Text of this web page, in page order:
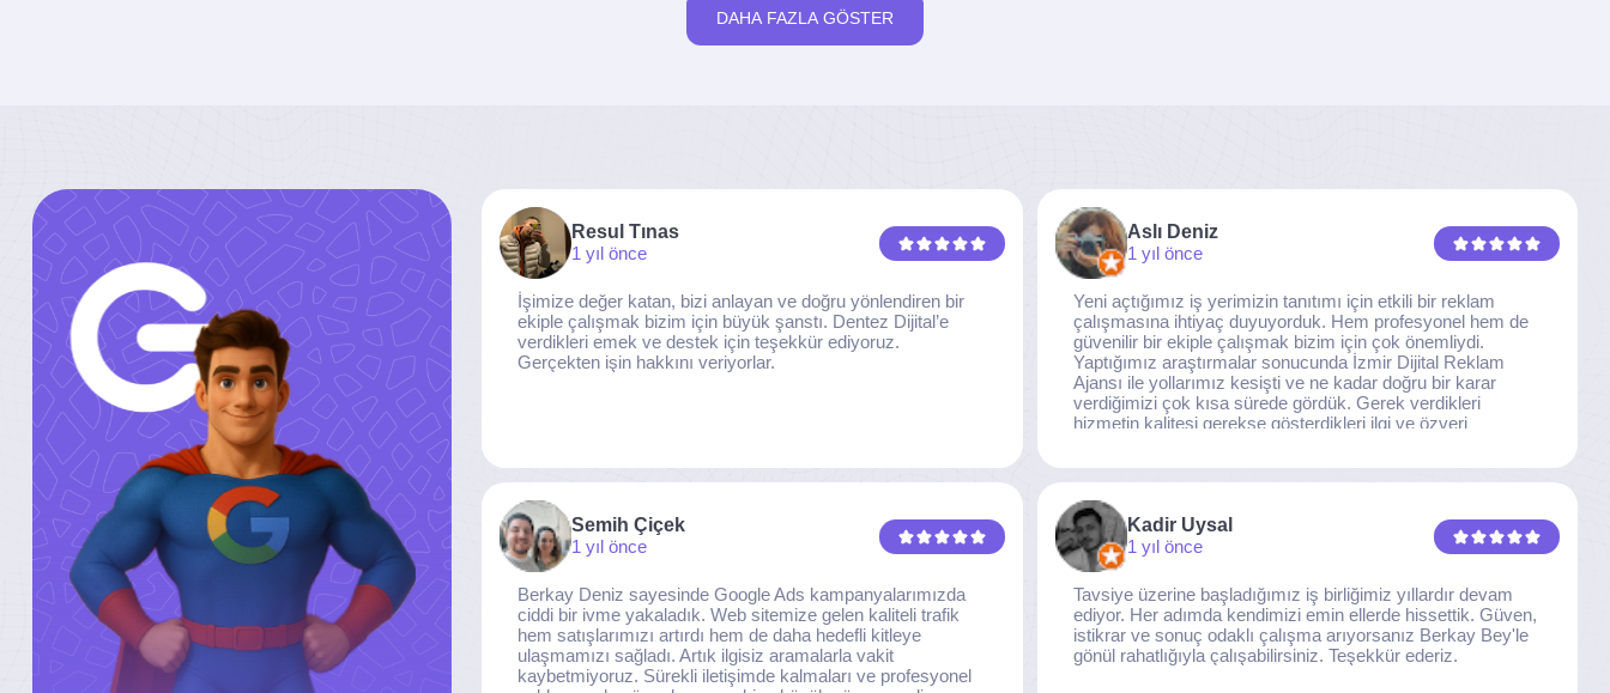
DAHA FAZLA GÖSTER
Resul Tınas
1 yıl önce
İşimize değer katan, bizi anlayan ve doğru yönlendiren bir
ekiple çalışmak bizim için büyük şanstı. Dentez Dijital’e
verdikleri emek ve destek için teşekkür ediyoruz.
Gerçekten işin hakkını veriyorlar.
Aslı Deniz
1 yıl önce
Yeni açtığımız iş yerimizin tanıtımı için etkili bir reklam
çalışmasına ihtiyaç duyuyorduk. Hem profesyonel hem de
güvenilir bir ekiple çalışmak bizim için çok önemliydi.
Yaptığımız araştırmalar sonucunda İzmir Dijital Reklam
Ajansı ile yollarımız kesişti ve ne kadar doğru bir karar
verdiğimizi çok kısa sürede gördük. Gerek verdikleri
hizmetin kalitesi gerekse gösterdikleri ilgi ve özveri
Kaliteden asla taviz vermeyen, her detaya özen gösteren
İzmir Dijital Reklam Ajansı ekibine gönülden teşekkür
ederiz.
Semih Çiçek
1 yıl önce
Berkay Deniz sayesinde Google Ads kampanyalarımızda
ciddi bir ivme yakaladık. Web sitemize gelen kaliteli trafik
hem satışlarımızı artırdı hem de daha hedefli kitleye
ulaşmamızı sağladı. Artık ilgisiz aramalarla vakit
kaybetmiyoruz. Sürekli iletişimde kalmaları ve profesyonel
Kadir Uysal
1 yıl önce
Tavsiye üzerine başladığımız iş birliğimiz yıllardır devam
ediyor. Her adımda kendimizi emin ellerde hissettik. Güven,
istikrar ve sonuç odaklı çalışma arıyorsanız Berkay Bey'le
gönül rahatlığıyla çalışabilirsiniz. Teşekkür ederiz.